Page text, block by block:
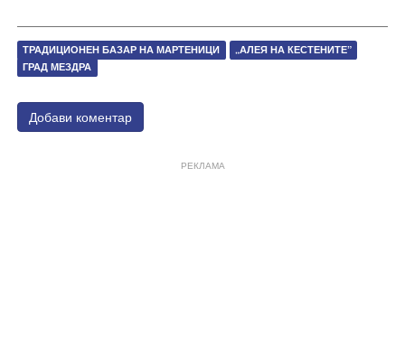
ТРАДИЦИОНЕН БАЗАР НА МАРТЕНИЦИ
„АЛЕЯ НА КЕСТЕНИТЕ”
ГРАД МЕЗДРА
Добави коментар
РЕКЛАМА